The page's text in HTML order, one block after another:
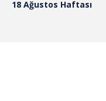
18 Ağustos Haftası